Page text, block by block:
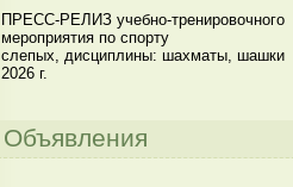
ПРЕСС-РЕЛИЗ учебно-тренировочного
мероприятия по спорту
слепых, дисциплины: шахматы, шашки
2026 г.
Объявления